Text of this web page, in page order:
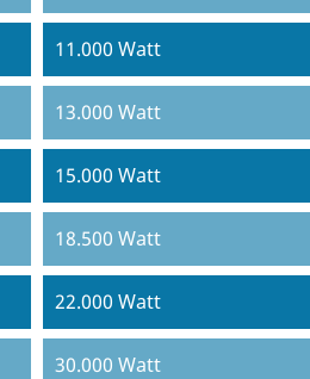
11.000 Watt
13.000 Watt
15.000 Watt
18.500 Watt
22.000 Watt
30.000 Watt